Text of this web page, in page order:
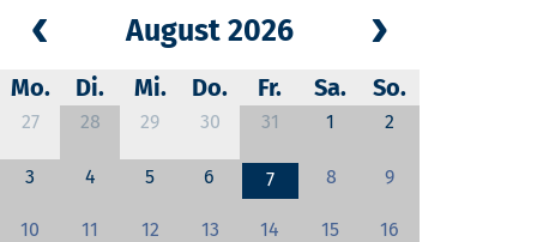
August 2026
Mo. Di. Mi. Do. Fr. Sa. So.
27 28 29 30 31 1 2
3 4 5 6 7 8 9
10 11 12 13 14 15 16